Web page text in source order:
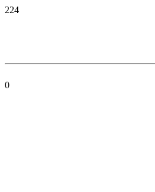
224
0